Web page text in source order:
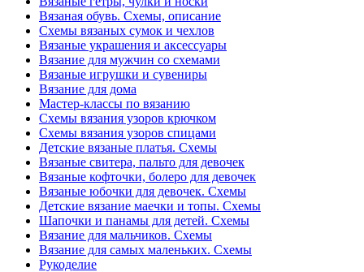
Вязаная обувь. Схемы, описание
Схемы вязаных сумок и чехлов
Вязаные украшения и аксессуары
Вязание для мужчин со схемами
Вязаные игрушки и сувениры
Вязание для дома
Мастер-классы по вязанию
Схемы вязания узоров крючком
Схемы вязания узоров спицами
Детские вязаные платья. Схемы
Вязаные свитера, пальто для девочек
Вязаные кофточки, болеро для девочек
Вязаные юбочки для девочек. Схемы
Детские вязание маечки и топы. Схемы
Шапочки и панамы для детей. Схемы
Вязание для мальчиков. Схемы
Вязание для самых маленьких. Схемы
Рукоделие